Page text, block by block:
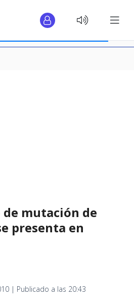
de mutación de
presenta en
| Publicado a las 20:43